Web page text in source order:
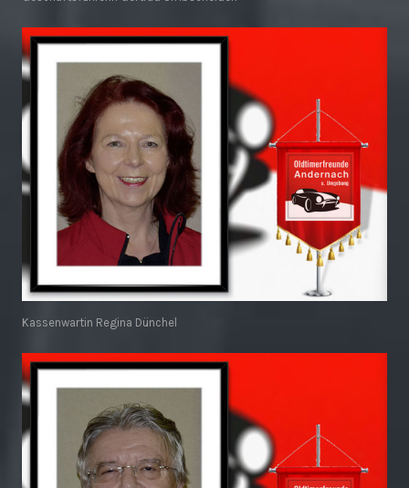
Kassenwartin Regina Dünchel